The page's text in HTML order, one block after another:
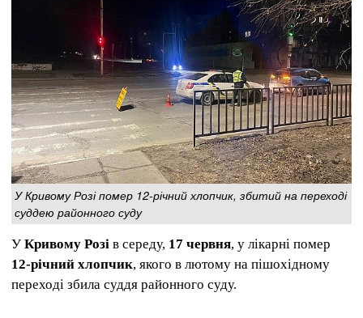
У Кривому Розі помер 12-річний хлопчик, збитий на переході
суддею районного суду
У Кривому Розі в середу, 17 червня, у лікарні помер
12-річний хлопчик, якого в лютому на пішохідному
переході збила суддя районного суду.